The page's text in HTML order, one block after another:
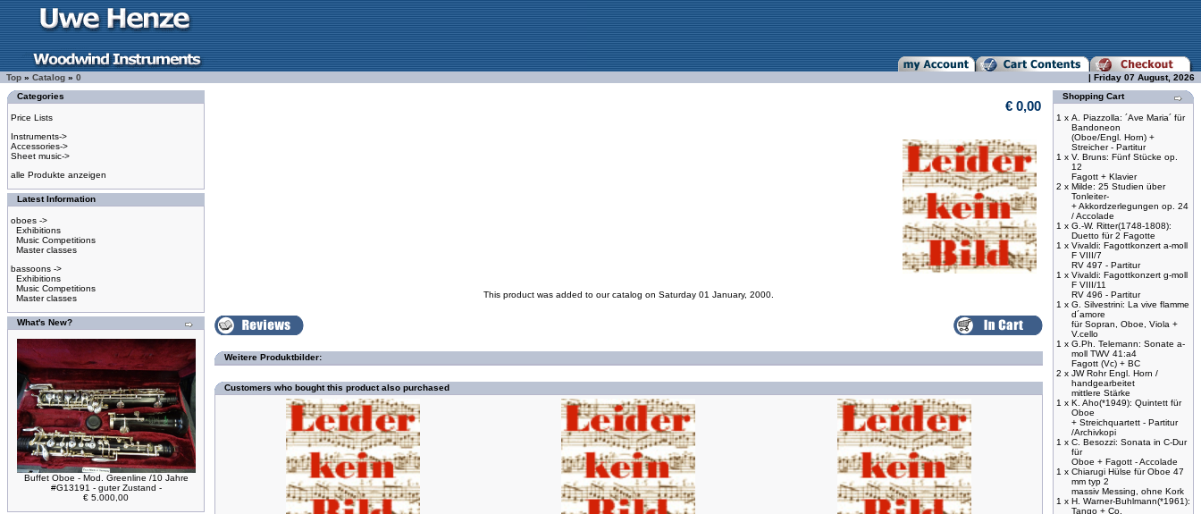
Top » Catalog » 0
| Friday 07 August, 2026
Categories
Price Lists
Instruments->
Accessories->
Sheet music->
alle Produkte anzeigen
Latest Information
oboes ->
Exhibitions
Music Competitions
Master classes
bassoons ->
Exhibitions
Music Competitions
Master classes
What's New?
Buffet Oboe - Mod. Greenline /10 Jahre
#G13191 - guter Zustand -
€ 5.000,00
€ 0,00
This product was added to our catalog on Saturday 01 January, 2000.
Weitere Produktbilder:
Customers who bought this product also purchased
Shopping Cart
1 x A. Piazzolla: ´Ave Maria´ für
Bandoneon
(Oboe/Engl. Horn) +
Streicher - Partitur
1 x V. Bruns: Fünf Stücke op.
12
Fagott + Klavier
2 x Milde: 25 Studien über
Tonleiter-
+ Akkordzerlegungen op. 24
/ Accolade
1 x G.-W. Ritter(1748-1808):
Duetto für 2 Fagotte
1 x Vivaldi: Fagottkonzert a-moll
F VIII/7
RV 497 - Partitur
1 x Vivaldi: Fagottkonzert g-moll
F VIII/11
RV 496 - Partitur
1 x G. Silvestrini: La vive flamme
d´amore
für Sopran, Oboe, Viola +
V.cello
1 x G.Ph. Telemann: Sonate a-
moll TWV 41:a4
Fagott (Vc) + BC
2 x JW Rohr Engl. Horn /
handgearbeitet
mittlere Stärke
1 x K. Aho(*1949): Quintett für
Oboe
+ Streichquartett - Partitur
/Archivkopi
1 x C. Besozzi: Sonata in C-Dur
für
Oboe + Fagott - Accolade
1 x Chiarugi Hülse für Oboe 47
mm typ 2
massiv Messing, ohne Kork
1 x H. Warner-Buhlmann(*1961):
Tango + Co.